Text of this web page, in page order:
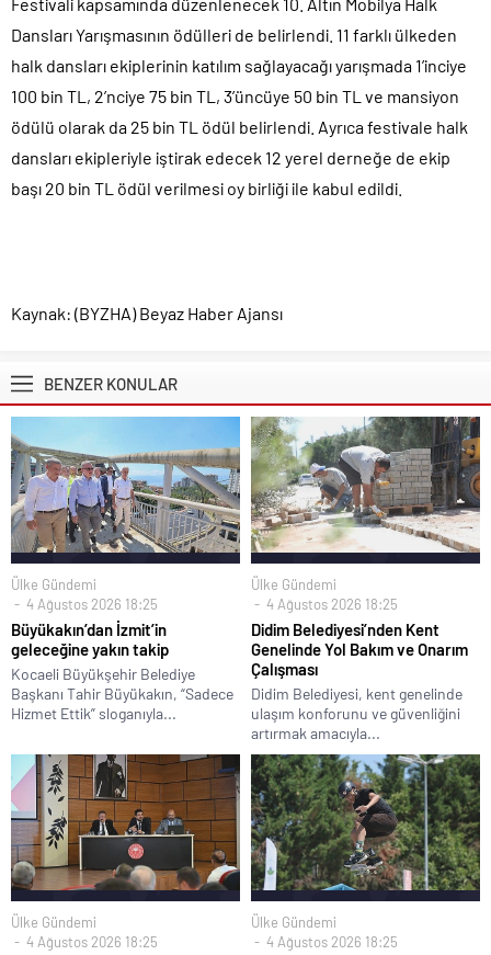
Dansları Yarışmasının ödülleri de belirlendi. 11 farklı ülkeden
halk dansları ekiplerinin katılım sağlayacağı yarışmada 1’inciye
100 bin TL, 2’nciye 75 bin TL, 3’üncüye 50 bin TL ve mansiyon
ödülü olarak da 25 bin TL ödül belirlendi. Ayrıca festivale halk
dansları ekipleriyle iştirak edecek 12 yerel derneğe de ekip
başı 20 bin TL ödül verilmesi oy birliği ile kabul edildi.
Kaynak: (BYZHA) Beyaz Haber Ajansı
BENZER KONULAR
Ülke Gündemi
4 Ağustos 2026 18:25
Büyükakın’dan İzmit’in
geleceğine yakın takip
Kocaeli Büyükşehir Belediye
Başkanı Tahir Büyükakın, “Sadece
Hizmet Ettik” sloganıyla...
Ülke Gündemi
4 Ağustos 2026 18:25
Didim Belediyesi’nden Kent
Genelinde Yol Bakım ve Onarım
Çalışması
Didim Belediyesi, kent genelinde
ulaşım konforunu ve güvenliğini
artırmak amacıyla...
Ülke Gündemi
4 Ağustos 2026 18:25
Ülke Gündemi
4 Ağustos 2026 18:25